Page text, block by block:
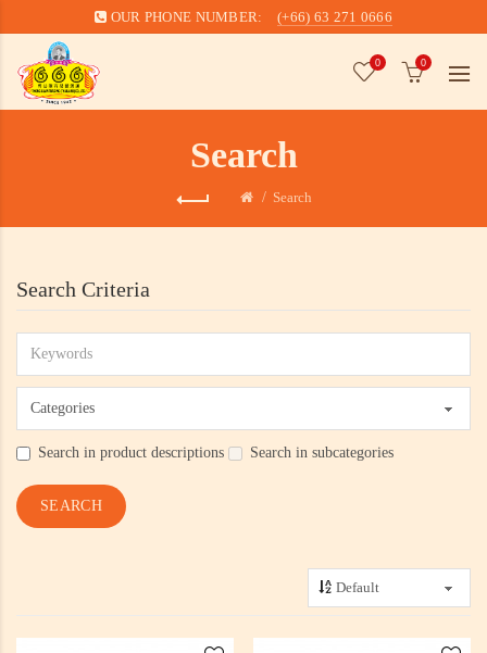
OUR PHONE NUMBER: (+66) 63 271 0666
0 0
Search
Search
Search Criteria
Search in product descriptions Search in subcategories